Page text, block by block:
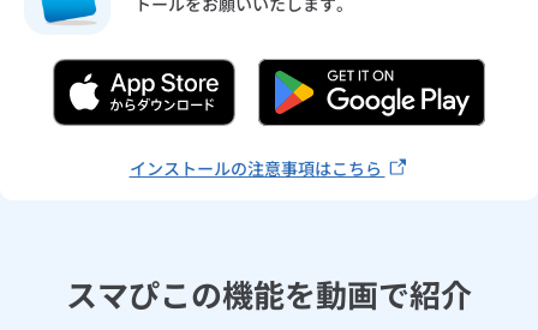
インストールの注意事項はこちら
スマぴこの機能を動画で紹介